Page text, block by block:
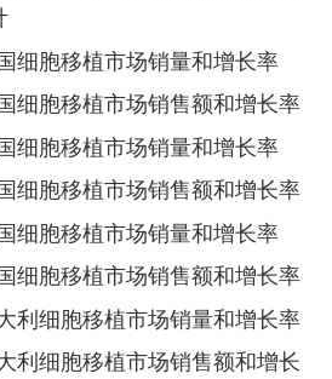
细胞移植市场销量和增长率
细胞移植市场销售额和增长率
细胞移植市场销量和增长率
细胞移植市场销售额和增长率
细胞移植市场销量和增长率
细胞移植市场销售额和增长率
利细胞移植市场销量和增长率
利细胞移植市场销售额和增长